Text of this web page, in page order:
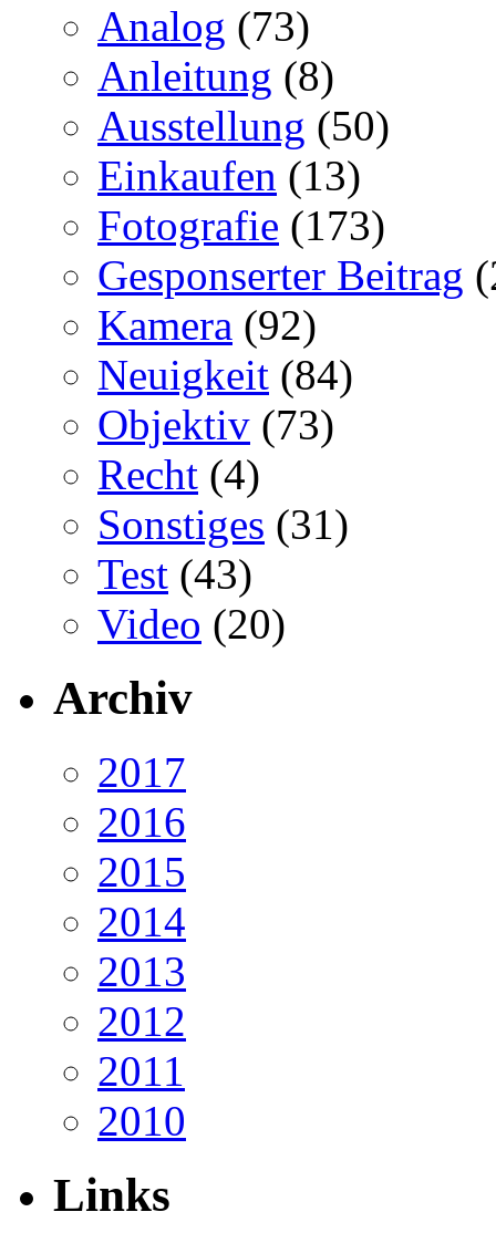
Analog (73)
Anleitung (8)
Ausstellung (50)
Einkaufen (13)
Fotografie (173)
Gesponserter Beitrag
Kamera (92)
Neuigkeit (84)
Objektiv (73)
Recht (4)
Sonstiges (31)
Test (43)
Video (20)
Archiv
2017
2016
2015
2014
2013
2012
2011
2010
Links